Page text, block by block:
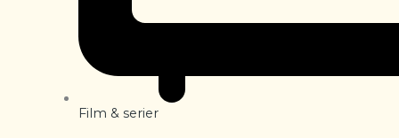
Film & serier